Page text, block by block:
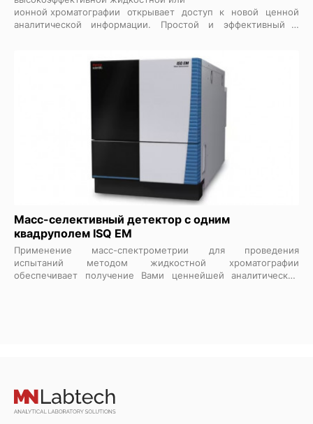
ионной хроматографии открывает доступ к новой ценной
аналитической информации. Простой и эффективный в
системами ионной хроматографии (ИХ) и
высокоэффективной жидкостной хроматографии (ВЭЖХ). Как
новички, так и эксперты могут быстро освоить масс-
детектор, чтобы получить больше информации из каждого
Масс-селективный детектор с одним
квадруполем ISQ EM
Применение масс-спектрометрии для проведения
испытаний методом жидкостной хроматографии
обеспечивает получение Вами ценнейшей аналитической
электроспрее (HESI), так и с помощью химической
ионизации при атмосферном давлении (APCI). Встроенное
программное обеспечение позволяет как новичкам, так и